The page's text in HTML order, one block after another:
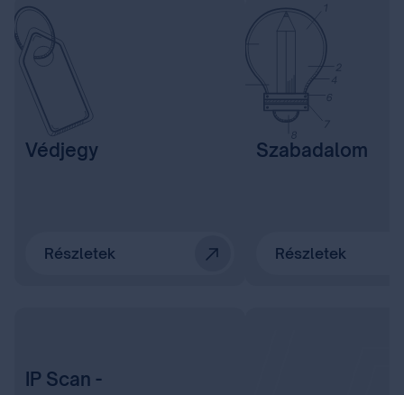
Védjegy
Részletek
Szabadalom
Részletek
IP Scan -